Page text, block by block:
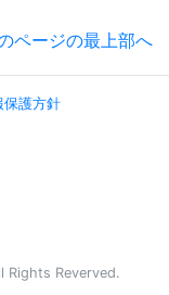
ページの最上部へ
保護方針
Rights Reverved.